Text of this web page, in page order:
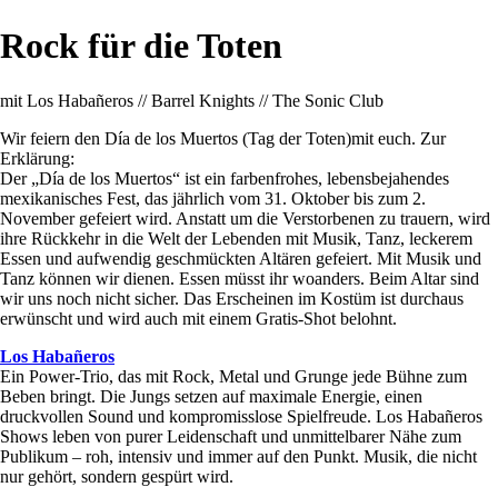
Rock für die Toten
mit Los Habañeros // Barrel Knights // The Sonic Club
Wir feiern den Día de los Muertos (Tag der Toten)mit euch. Zur
Erklärung:
Der „Día de los Muertos“ ist ein farbenfrohes, lebensbejahendes
mexikanisches Fest, das jährlich vom 31. Oktober bis zum 2.
November gefeiert wird. Anstatt um die Verstorbenen zu trauern, wird
ihre Rückkehr in die Welt der Lebenden mit Musik, Tanz, leckerem
Essen und aufwendig geschmückten Altären gefeiert. Mit Musik und
Tanz können wir dienen. Essen müsst ihr woanders. Beim Altar sind
wir uns noch nicht sicher. Das Erscheinen im Kostüm ist durchaus
erwünscht und wird auch mit einem Gratis-Shot belohnt.
Los Habañeros
Ein Power-Trio, das mit Rock, Metal und Grunge jede Bühne zum
Beben bringt. Die Jungs setzen auf maximale Energie, einen
druckvollen Sound und kompromisslose Spielfreude. Los Habañeros
Shows leben von purer Leidenschaft und unmittelbarer Nähe zum
Publikum – roh, intensiv und immer auf den Punkt. Musik, die nicht
nur gehört, sondern gespürt wird.